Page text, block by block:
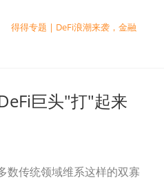
得得专题 | DeFi浪潮来袭，金融
巨头"打"起来
数传统领域维系这样的双寡